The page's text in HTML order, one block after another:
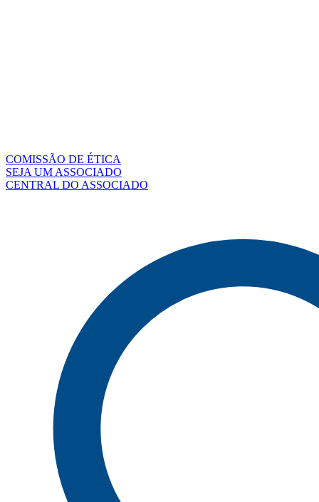
COMISSÃO DE ÉTICA
SEJA UM ASSOCIADO
CENTRAL DO ASSOCIADO